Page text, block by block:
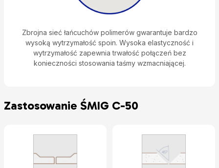
Zbrojna sieć łańcuchów polimerów gwarantuje bardzo
wysoką wytrzymałość spoin. Wysoka elastyczność i
wytrzymałość zapewnia trwałość połączeń bez
konieczności stosowania taśmy wzmacniającej.
Zastosowanie ŚMIG C-50